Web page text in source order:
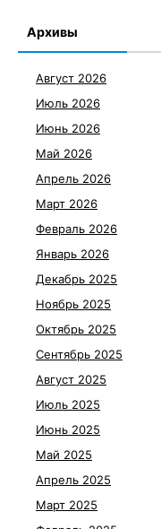
Архивы
Август 2026
Июль 2026
Июнь 2026
Май 2026
Апрель 2026
Март 2026
Февраль 2026
Январь 2026
Декабрь 2025
Ноябрь 2025
Октябрь 2025
Сентябрь 2025
Август 2025
Июль 2025
Июнь 2025
Май 2025
Апрель 2025
Март 2025